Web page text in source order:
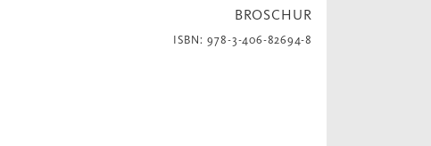
BROSCHUR
ISBN: 978-3-406-82694-8